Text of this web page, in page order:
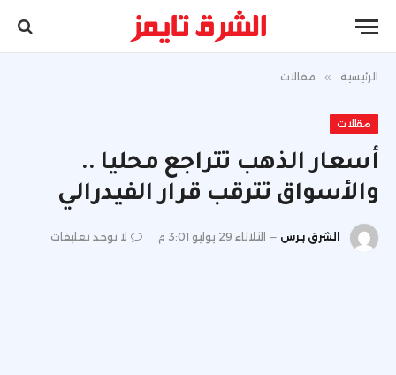
الرئيسية » مقالات
مقالات
أسعار الذهب تتراجع محليا ..
والأسواق تترقب قرار الفيدرالي
الشرق برس الثلاثاء 29 يوليو 3:01 م لا توجد تعليقات